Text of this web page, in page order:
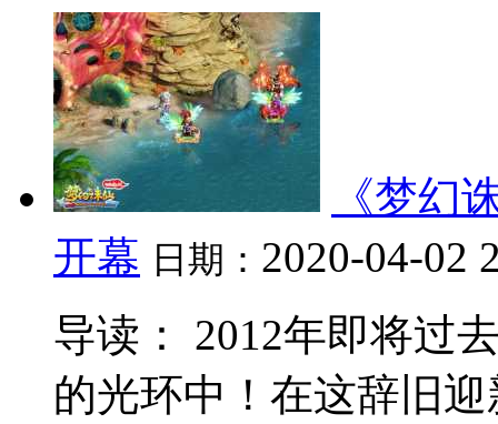
《梦幻
开幕 日期： 2020-04-02
导读： 2012年即将过
的光环中！在这辞旧